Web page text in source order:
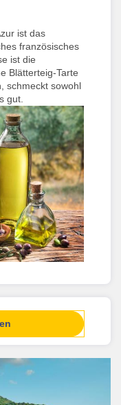
ist das
französisches
ist die
Blätterteig-Tarte
schmeckt sowohl
gut.